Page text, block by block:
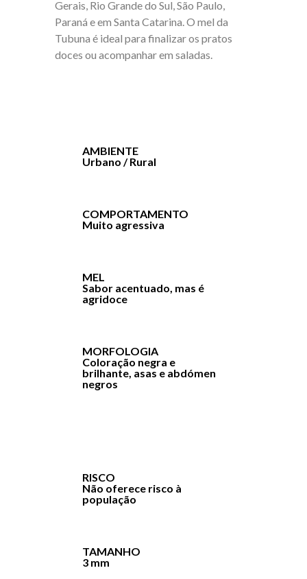
Gerais, Rio Grande do Sul, São Paulo,
Paraná e em Santa Catarina. O mel da
Tubuna é ideal para finalizar os pratos
doces ou acompanhar em saladas.
AMBIENTE
Urbano / Rural
COMPORTAMENTO
Muito agressiva
MEL
Sabor acentuado, mas é
agridoce
MORFOLOGIA
Coloração negra e
brilhante, asas e abdómen
negros
RISCO
Não oferece risco à
população
TAMANHO
3 mm